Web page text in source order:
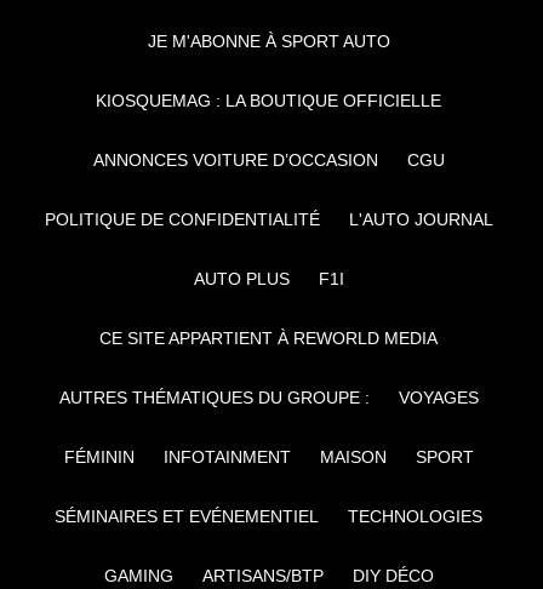
JE M'ABONNE À SPORT AUTO
KIOSQUEMAG : LA BOUTIQUE OFFICIELLE
ANNONCES VOITURE D’OCCASION CGU
POLITIQUE DE CONFIDENTIALITÉ L'AUTO JOURNAL
AUTO PLUS F1I
CE SITE APPARTIENT À REWORLD MEDIA
AUTRES THÉMATIQUES DU GROUPE : VOYAGES
FÉMININ INFOTAINMENT MAISON SPORT
SÉMINAIRES ET EVÉNEMENTIEL TECHNOLOGIES
GAMING ARTISANS/BTP DIY DÉCO